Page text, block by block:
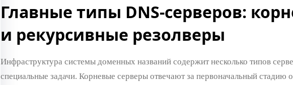
Главные типы DNS-серверов:
и рекурсивные резолверы
Инфраструктура системы доменных названий содержит несколько типов
специальные задачи. Корневые серверы отвечают за первоначальный стадию